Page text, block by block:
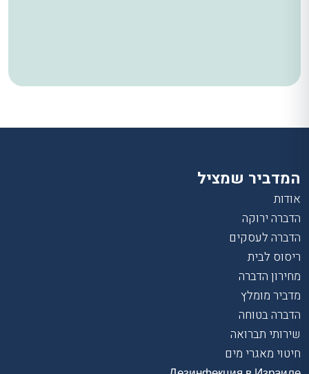
המדביר שמציל
אודות
הדברה ירוקה
הדברה לעסקים
ריסוס לבית
מחירון הדברה
מדביר מומלץ
הדברה בטוחה
שירותי תברואה
חיטוי מאגרי מים